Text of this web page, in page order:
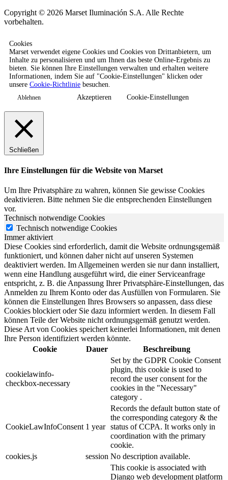
Copyright © 2026 Marset Iluminación S.A. Alle Rechte
vorbehalten.
Cookies
Marset verwendet eigene Cookies und Cookies von Drittanbietern, um
Inhalte zu personalisieren und um Ihnen das beste Online-Ergebnis zu
bieten. Sie können Ihre Einstellungen verwalten und erhalten weitere
Informationen, indem Sie auf "Cookie-Einstellungen" klicken oder
unsere Cookie-Richtlinie besuchen.
Ablehnen Akzeptieren Cookie-Einstellungen
Schließen
Ihre Einstellungen für die Website von Marset
Um Ihre Privatsphäre zu wahren, können Sie gewisse Cookies
deaktivieren. Bitte nehmen Sie die entsprechenden Einstellungen
vor.
Technisch notwendige Cookies
Technisch notwendige Cookies
Immer aktiviert
Diese Cookies sind erforderlich, damit die Website ordnungsgemäß
funktioniert, und können daher nicht auf unseren Systemen
deaktiviert werden. Im Allgemeinen werden sie nur dann installiert,
wenn eine Handlung ausgeführt wird, die einer Serviceanfrage
entspricht, z. B. die Anpassung Ihrer Privatsphäre-Einstellungen, das
Anmelden zu Ihrem Konto oder das Ausfüllen von Formularen. Sie
können die Einstellungen Ihres Browsers so anpassen, dass diese
Cookies blockiert oder Sie dazu informiert werden. In diesem Fall
können Teile der Website nicht ordnungsgemäß genutzt werden.
Diese Art von Cookies speichert keinerlei Informationen, mit denen
Ihre Person identifiziert werden könnte.
Cookie
Dauer Beschreibung
cookielawinfo-
checkbox-necessary
Set by the GDPR Cookie Consent
plugin, this cookie is used to
record the user consent for the
cookies in the "Necessary"
category .
CookieLawInfoConsent 1 year
Records the default button state of
the corresponding category & the
status of CCPA. It works only in
coordination with the primary
cookie.
cookies.js
session No description available.
This cookie is associated with
Django web development platform